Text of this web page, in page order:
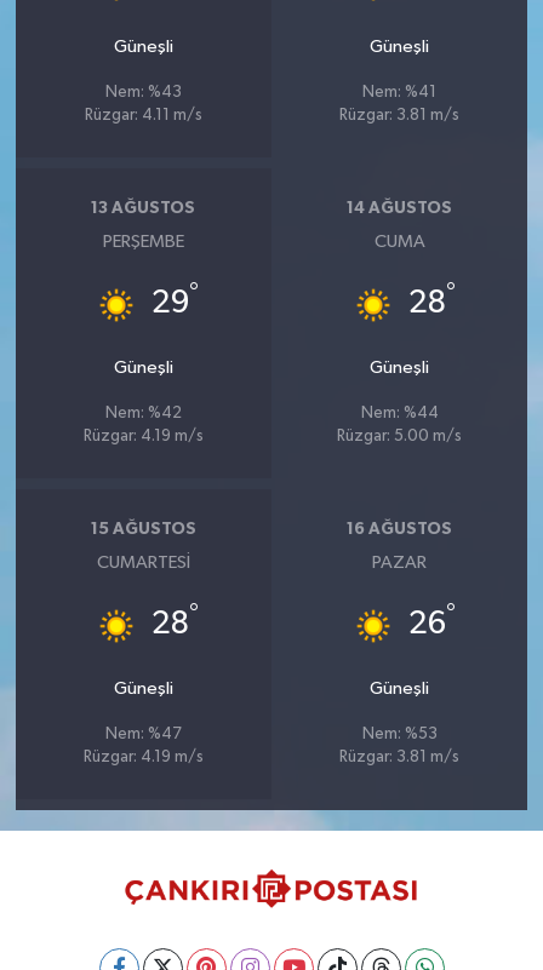
Güneşli
Nem: %43
Rüzgar: 4.11 m/s
Güneşli
Nem: %41
Rüzgar: 3.81 m/s
13 AĞUSTOS
PERŞEMBE
29°
Güneşli
Nem: %42
Rüzgar: 4.19 m/s
14 AĞUSTOS
CUMA
28°
Güneşli
Nem: %44
Rüzgar: 5.00 m/s
15 AĞUSTOS
CUMARTESI
28°
Güneşli
Nem: %47
Rüzgar: 4.19 m/s
16 AĞUSTOS
PAZAR
26°
Güneşli
Nem: %53
Rüzgar: 3.81 m/s